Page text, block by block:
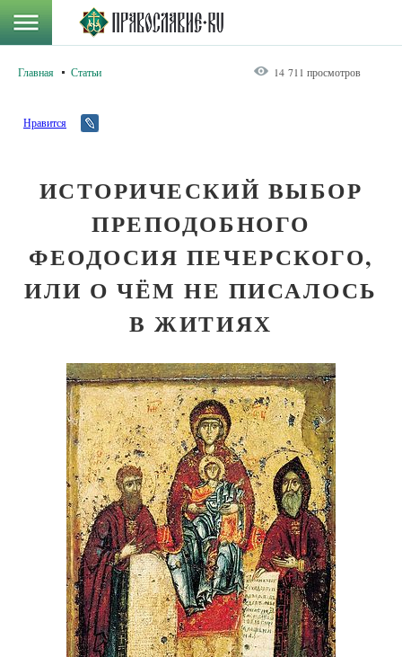
Главная Статьи 14 711 просмотров
Нравится
ИСТОРИЧЕСКИЙ ВЫБОР
ПРЕПОДОБНОГО
ФЕОДОСИЯ ПЕЧЕРСКОГО,
ИЛИ О ЧЁМ НЕ ПИСАЛОСЬ
В ЖИТИЯХ